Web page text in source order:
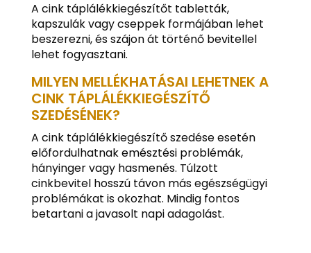
A cink táplálékkiegészítőt tabletták,
kapszulák vagy cseppek formájában lehet
beszerezni, és szájon át történő bevitellel
lehet fogyasztani.
MILYEN MELLÉKHATÁSAI LEHETNEK A
CINK TÁPLÁLÉKKIEGÉSZÍTŐ
SZEDÉSÉNEK?
A cink táplálékkiegészítő szedése esetén
előfordulhatnak emésztési problémák,
hányinger vagy hasmenés. Túlzott
cinkbevitel hosszú távon más egészségügyi
problémákat is okozhat. Mindig fontos
betartani a javasolt napi adagolást.